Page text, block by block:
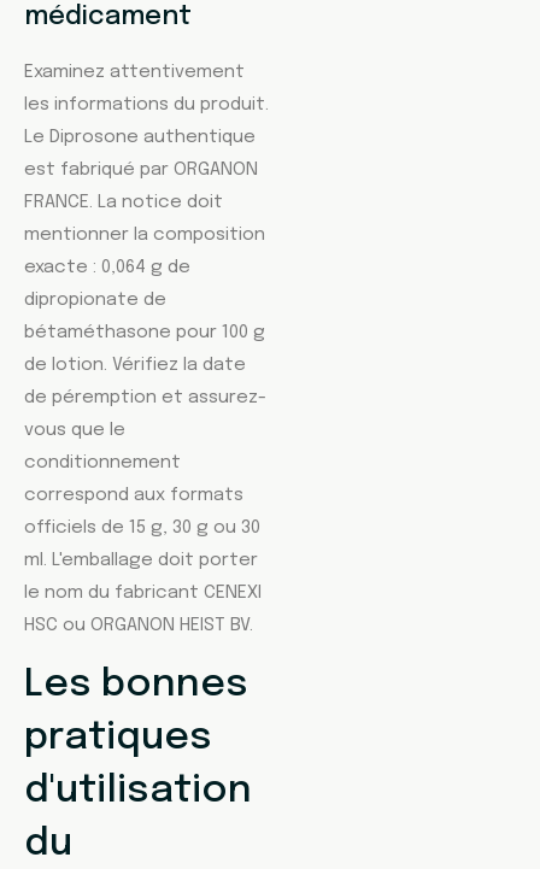
médicament
Examinez attentivement
les informations du produit.
Le Diprosone authentique
est fabriqué par ORGANON
FRANCE. La notice doit
mentionner la composition
exacte : 0,064 g de
dipropionate de
bétaméthasone pour 100 g
de lotion. Vérifiez la date
de péremption et assurez-
vous que le
conditionnement
correspond aux formats
officiels de 15 g, 30 g ou 30
ml. L'emballage doit porter
le nom du fabricant CENEXI
HSC ou ORGANON HEIST BV.
Les bonnes
pratiques
d'utilisation
du